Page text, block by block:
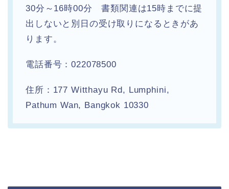
30分～16時00分 書類関連は15時までに提
出しないと別日の受け取りになるときがあ
ります。
電話番号：022078500
住所：177 Witthayu Rd, Lumphini,
Pathum Wan, Bangkok 10330